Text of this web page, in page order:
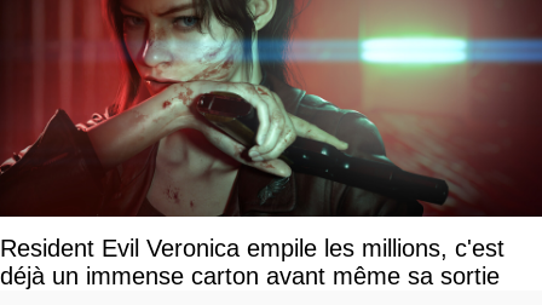
Resident Evil Veronica empile les millions, c'est
déjà un immense carton avant même sa sortie